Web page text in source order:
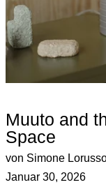
Muuto and
Space
von Simone
Januar 30, 2026